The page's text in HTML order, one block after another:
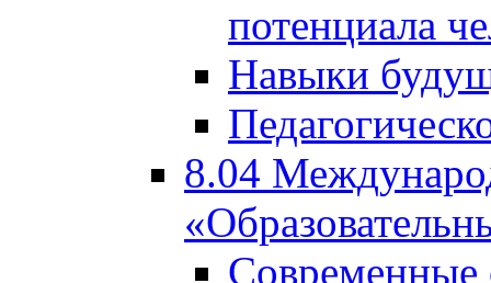
потенциала
Навыки
8.04
Современные